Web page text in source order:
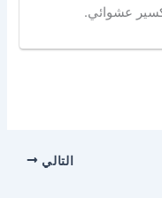
عشوائي.
التالي